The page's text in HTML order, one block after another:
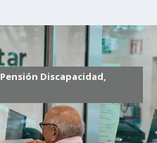
Pensión Discapacidad,